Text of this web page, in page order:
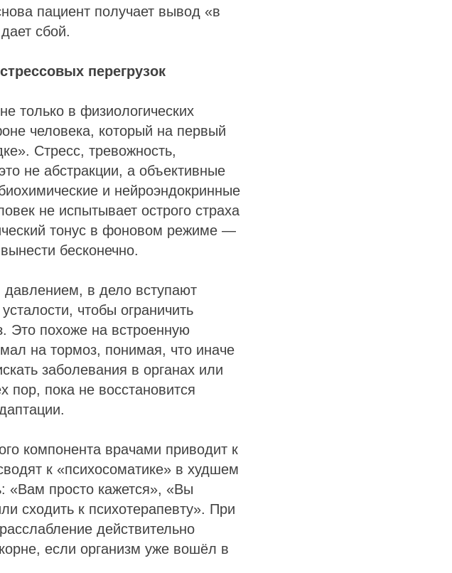
пациент получает вывод «в
сбой.
перегрузок
только в физиологических
человека, который на первый
Стресс, тревожность,
не абстракции, а объективные
и нейроэндокринные
не испытывает острого страха
тонус в фоновом режиме —
бесконечно.
давлением, в дело вступают
чтобы ограничить
Это похоже на встроенную
на тормоз, понимая, что иначе
заболевания в органах или
пор, пока не восстановится
компонента врачами приводит к
к «психосоматике» в худшем
«Вам просто кажется», «Вы
сходить к психотерапевту». При
действительно
если организм уже вошёл в